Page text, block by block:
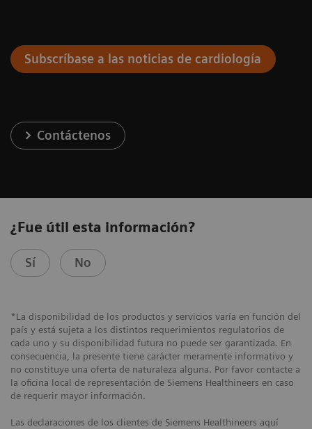
Subscríbase a las noticias de cardiología
Contáctenos
¿Fue útil esta información?
Sí No
*La disponibilidad de los productos y servicios varía en función del
país y está sujeta a los distintos requerimientos regulatorios de
cada uno y su disponibilidad futura no puede ser garantizada. En
consecuencia, la presente tiene carácter meramente informativo y
no constituye una oferta de naturaleza alguna. Por favor contacte a
la oficina local de representación de Siemens Healthineers en caso
de requerir mayor información.
Las declaraciones de los clientes de Siemens Healthineers aquí